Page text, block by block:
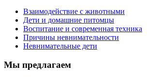
Взаимодействие с животными
Дети и домашние питомцы
Воспитание и современная техника
Причины невнимательности
Невнимательные дети
Мы предлагаем